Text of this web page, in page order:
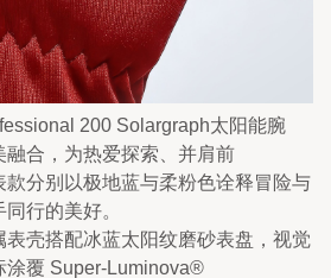
200 Solargraph太阳能腕
合，为热爱探索、并肩前
分别以极地蓝与柔粉色诠释冒险与
行的美好。
壳搭配冰蓝太阳纹磨砂表盘，视觉
涂覆 Super-Luminova®